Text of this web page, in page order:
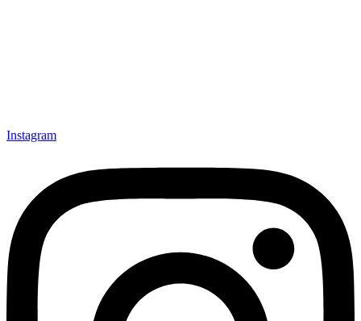
Instagram